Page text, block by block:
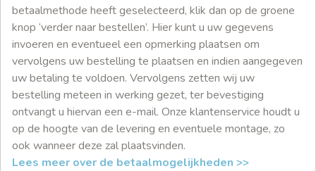
betaalmethode heeft geselecteerd, klik dan op de groene
knop ‘verder naar bestellen’. Hier kunt u uw gegevens
invoeren en eventueel een opmerking plaatsen om
vervolgens uw bestelling te plaatsen en indien aangegeven
uw betaling te voldoen. Vervolgens zetten wij uw
bestelling meteen in werking gezet, ter bevestiging
ontvangt u hiervan een e-mail. Onze klantenservice houdt u
op de hoogte van de levering en eventuele montage, zo
ook wanneer deze zal plaatsvinden.
Lees meer over de betaalmogelijkheden >>